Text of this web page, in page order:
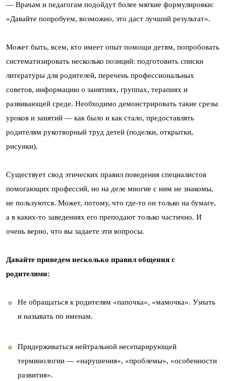
— Врачам и педагогам подойдут более мягкие формулировки:
«Давайте попробуем, возможно, это даст лучший результат».
Может быть, всем, кто имеет опыт помощи детям, попробовать
систематизировать несколько позиций: подготовить списки
литературы для родителей, перечень профессиональных
советов, информацию о занятиях, группах, терапиях и
развивающей среде. Необходимо демонстрировать такие срезы
уроков и занятий — как было и как стало, предоставлять
родителям рукотворный труд детей (поделки, открытки,
рисунки).
Существует свод этических правил поведения специалистов
помогающих профессий, но на деле многие с ним не знакомы,
не пользуются. Может, потому, что где-то он только на бумаге,
а в каких-то заведениях его преподают только частично. И
очень верно, что вы задаете эти вопросы.
Давайте приведем несколько правил общения с
родителями:
Не обращаться к родителям «папочка», «мамочка». Узнать
и называть по именам.
Придерживаться нейтральной несепарирующей
терминологии — «нарушения», «проблемы», «особенности
развития».